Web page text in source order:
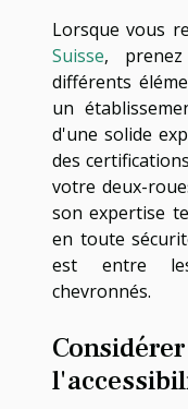
Lorsque vous
Suisse,
différents
un
d'une solide
des
votre deux-
son expertise
en toute
est entre
chevronnés.